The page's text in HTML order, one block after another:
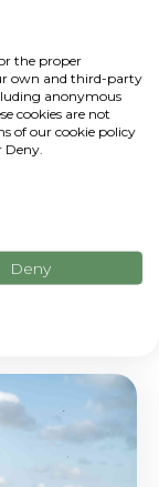
já é
combinadas
no ano
para
replicar o
a
the proper
own and third-party
anonymous
cookies are not
of our cookie policy
Deny.
Deny